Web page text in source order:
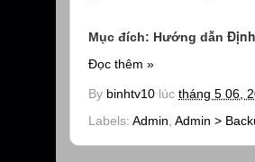
Mục đích: Hướng dẫn
Đọc thêm »
By binhtv10 lúc tháng 5 06,
Labels: Admin Admin >